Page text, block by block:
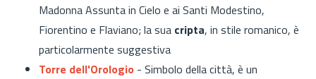
Madonna Assunta in Cielo e ai Santi Modestino,
Fiorentino e Flaviano; la sua cripta, in stile romanico, è
particolarmente suggestiva
Torre dell'Orologio - Simbolo della città, è un